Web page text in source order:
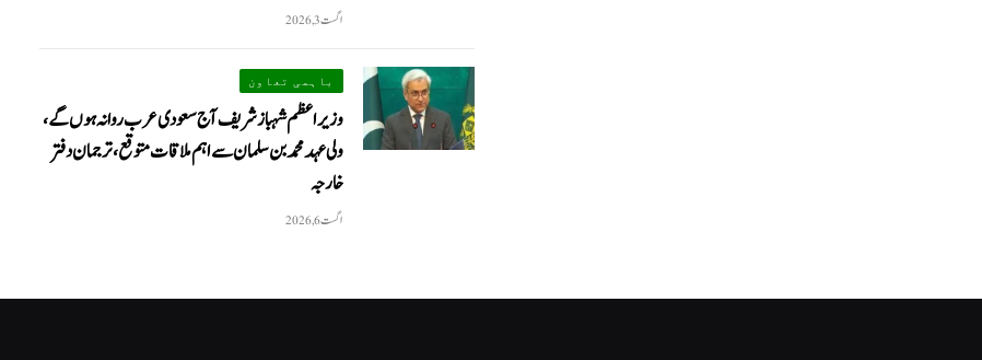
اگست 3, 2026
باہمی تعاون
وزیراعظم شہباز شریف آج سعودی عرب روانہ ہوں گے،
ولی عہد محمد بن سلمان سے اہم ملاقات متوقع، ترجمان دفتر
خارجہ
اگست 6, 2026